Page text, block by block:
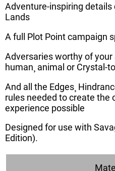
Adventure-inspiring details
Lands
A full Plot Point campaign
Adversaries worthy of
human¸ animal or Crystal-
And all the Edges¸
rules needed to create the
experience possible
Designed for use with
Edition).